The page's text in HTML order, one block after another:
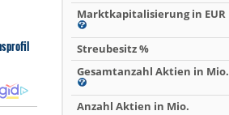
Marktkapitalisierung in EUR
Streubesitz %
Gesamtanzahl Aktien in Mio.
Anzahl Aktien in Mio.